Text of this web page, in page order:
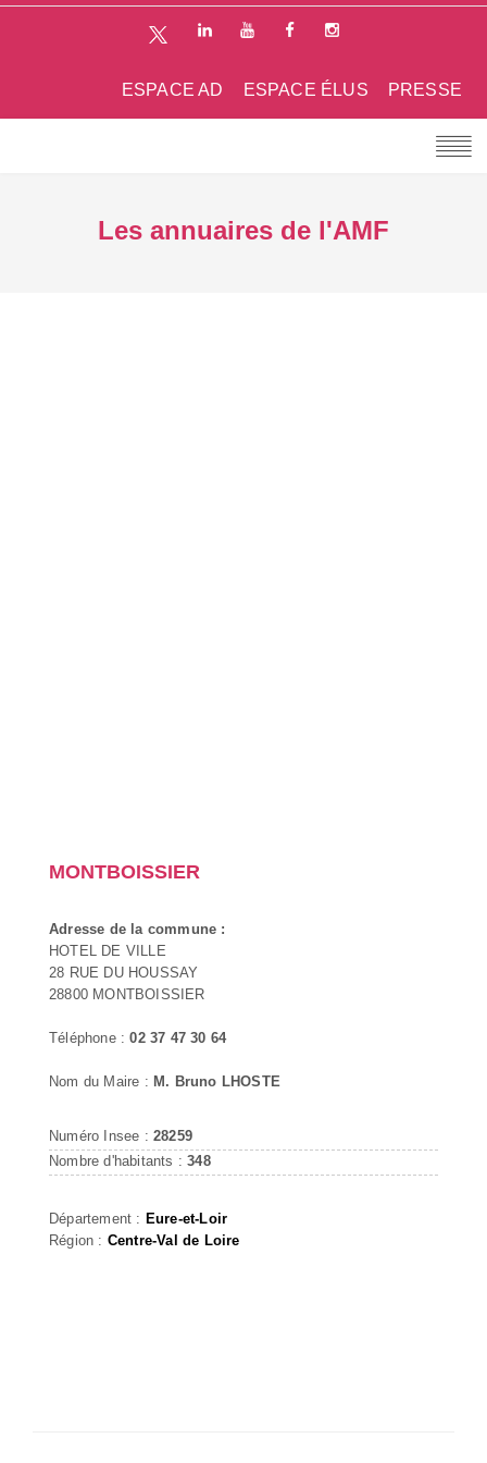
PRESSE
ESPACE ÉLUS
ESPACE AD
Les annuaires de l'AMF
MONTBOISSIER
Adresse de la commune :
HOTEL DE VILLE
28 RUE DU HOUSSAY
28800 MONTBOISSIER
Téléphone :02 37 47 30 64
Nom du Maire : M. Bruno LHOSTE
Numéro Insee : 28259
Nombre d'habitants :348
Département : Eure-et-Loir
Région : Centre-Val de Loire